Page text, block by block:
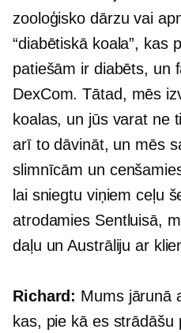
zooloģisko dārzu vai
“diabētiskā koala”, kas
patiešām ir diabēts, un
DexCom. Tātad, mēs
koalas, un jūs varat ne
arī to dāvināt, un mēs
slimnīcām un
lai sniegtu viņiem ceļu
atrodamies Sentluisā,
daļu un Austrāliju ar
Richard: Mums jārunā
kas, pie kā es strādāšu